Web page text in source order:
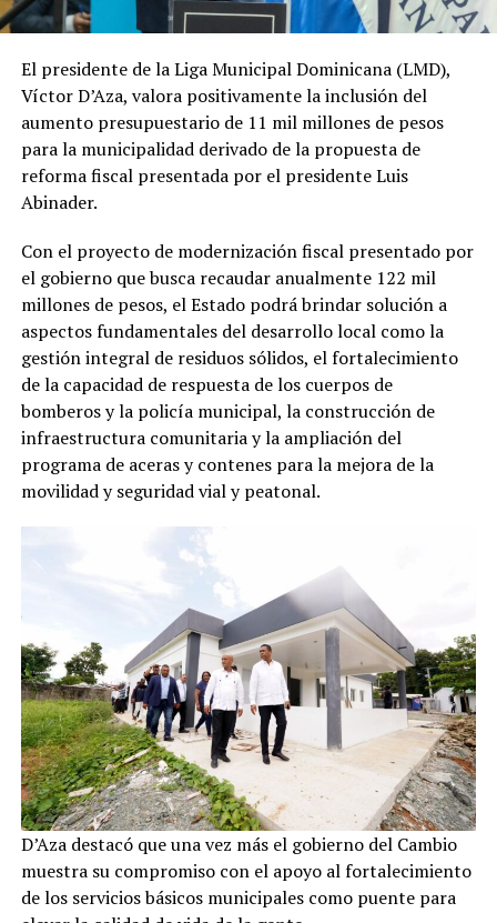
El presidente de la Liga Municipal Dominicana (LMD),
Víctor D’Aza, valora positivamente la inclusión del
aumento presupuestario de 11 mil millones de pesos
para la municipalidad derivado de la propuesta de
reforma fiscal presentada por el presidente Luis
Abinader.
Con el proyecto de modernización fiscal presentado por
el gobierno que busca recaudar anualmente 122 mil
millones de pesos, el Estado podrá brindar solución a
aspectos fundamentales del desarrollo local como la
gestión integral de residuos sólidos, el fortalecimiento
de la capacidad de respuesta de los cuerpos de
bomberos y la policía municipal, la construcción de
infraestructura comunitaria y la ampliación del
programa de aceras y contenes para la mejora de la
movilidad y seguridad vial y peatonal.
D’Aza destacó que una vez más el gobierno del Cambio
muestra su compromiso con el apoyo al fortalecimiento
de los servicios básicos municipales como puente para